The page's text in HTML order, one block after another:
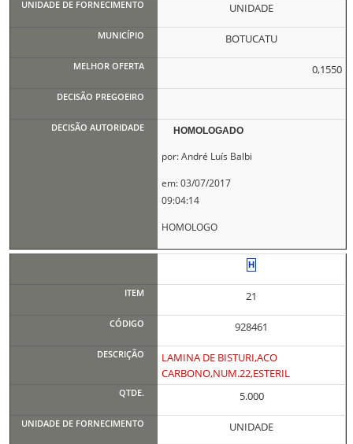
UNIDADE
BOTUCATU
0,1550
HOMOLOGADO
por: André Luís Balbi
em: 03/07/2017
09:04:14
HOMOLOGO
21
928461
LAMINA DE BISTURI,ACO
CARBONO,NUM.22,ESTERIL
5.000
UNIDADE